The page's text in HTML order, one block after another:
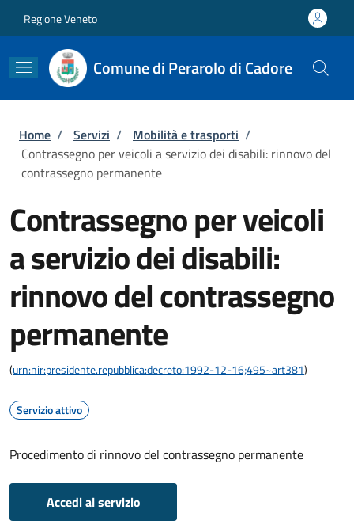
Regione Veneto
Comune di Perarolo di Cadore
Briciole di pane
Home / Servizi / Mobilità e trasporti /
Contrassegno per veicoli a servizio dei disabili: rinnovo del
contrassegno permanente
Contrassegno per veicoli
a servizio dei disabili:
rinnovo del contrassegno
permanente
(urn:nir:presidente.repubblica:decreto:1992-12-16;495~art381)
Servizio attivo
Procedimento di rinnovo del contrassegno permanente
Accedi al servizio